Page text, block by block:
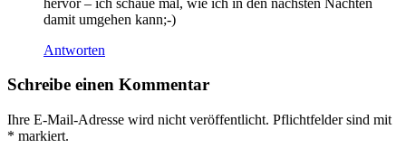
damit umgehen kann;-)
Antworten
Schreibe einen Kommentar
Ihre E-Mail-Adresse wird nicht veröffentlicht. Pflichtfelder sind mit
* markiert.